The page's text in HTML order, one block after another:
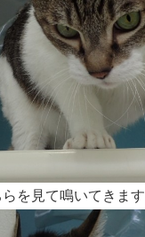
を見て鳴いてきます